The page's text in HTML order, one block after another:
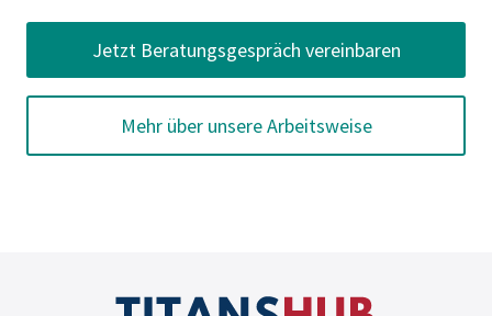
Jetzt Beratungsgespräch vereinbaren
Mehr über unsere Arbeitsweise